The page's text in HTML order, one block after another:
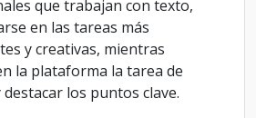
que trabajan con texto,
en las tareas más
y creativas, mientras
la plataforma la tarea de
los puntos clave.